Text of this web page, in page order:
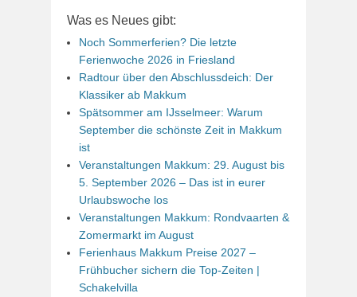
Was es Neues gibt:
Noch Sommerferien? Die letzte
Ferienwoche 2026 in Friesland
Radtour über den Abschlussdeich: Der
Klassiker ab Makkum
Spätsommer am IJsselmeer: Warum
September die schönste Zeit in Makkum
ist
Veranstaltungen Makkum: 29. August bis
5. September 2026 – Das ist in eurer
Urlaubswoche los
Veranstaltungen Makkum: Rondvaarten &
Zomermarkt im August
Ferienhaus Makkum Preise 2027 –
Frühbucher sichern die Top-Zeiten |
Schakelvilla